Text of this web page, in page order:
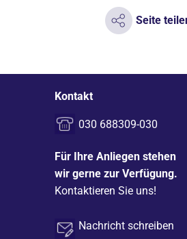
Seite
Kontakt
030 688309-030
Für Ihre Anliegen stehen
wir gerne zur Verfügung.
Kontaktieren Sie uns!
Nachricht schreiben